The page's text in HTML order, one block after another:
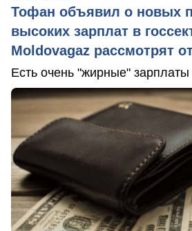
Тофан объявил о новых
высоких зарплат в
Moldovagaz рассмотрят
Есть очень "жирные" зарплаты